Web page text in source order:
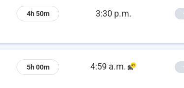
4h 50m 3:30 p.m.
5h 00m 4:59 a.m.